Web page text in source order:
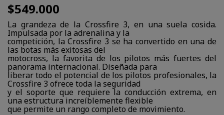
$549.000
La grandeza de la Crossfire 3, en una suela cosida.
Impulsada por la adrenalina y la
competición, la Crossfire 3 se ha convertido en una de
las botas más exitosas del
motocross, la favorita de los pilotos más fuertes del
panorama internacional. Diseñada para
liberar todo el potencial de los pilotos profesionales, la
Crossfire 3 ofrece toda la seguridad
y el soporte que requiere la conducción extrema, en
una estructura increíblemente flexible
que permite un rango completo de movimiento.